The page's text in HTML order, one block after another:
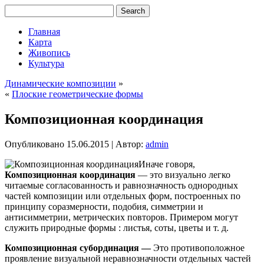
Главная
Карта
Живопись
Культура
Динамические композиции »
« Плоские геометрические формы
Композиционная координация
Опубликовано 15.06.2015 | Автор: admin
Иначе говоря,
Композиционная координация — это визуально легко
читаемые согласованность и равнозначность однородных
частей композиции или отдельных форм, построенных по
принципу соразмерности, подобия, симметрии и
антисимметрии, метрических повторов. Примером могут
служить природные формы : листья, соты, цветы и т. д.
Композиционная субординация —Это противоположное
проявление визуальной неравнозначности отдельных частей